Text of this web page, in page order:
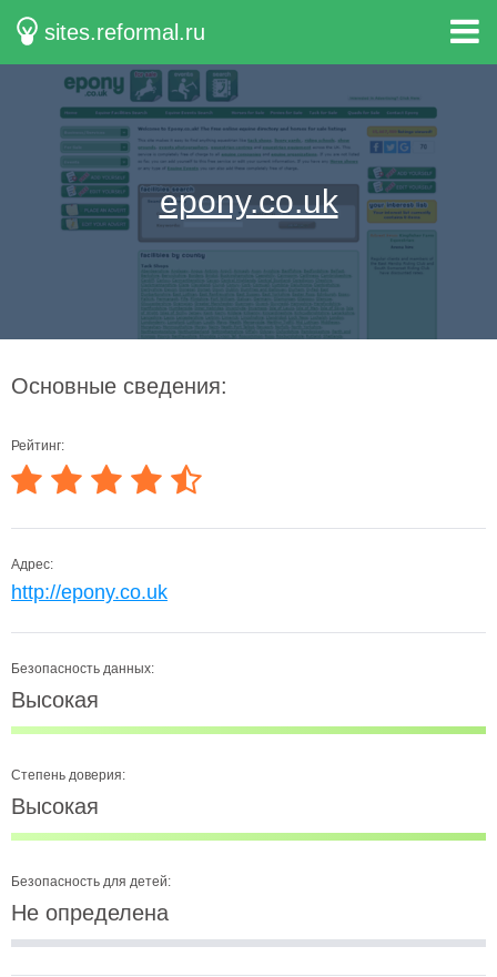
sites.reformal.ru
epony.co.uk
Основные сведения:
Рейтинг:
Адрес:
http://epony.co.uk
Безопасность данных:
Высокая
Степень доверия:
Высокая
Безопасность для детей:
Не определена